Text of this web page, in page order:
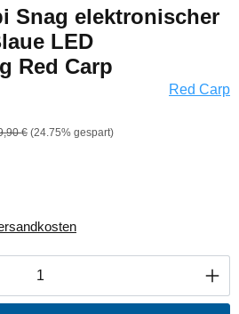
Snag elektronischer
LED
Red Carp
Red Carp
€ (24.75% gespart)
den gewünschten